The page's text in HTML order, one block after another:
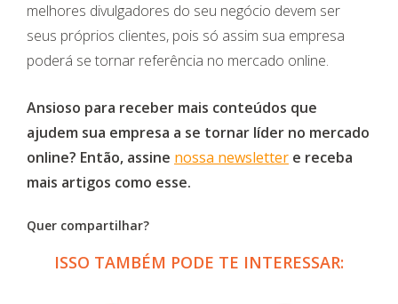
melhores divulgadores do seu negócio devem ser
seus próprios clientes, pois só assim sua empresa
poderá se tornar referência no mercado online.
Ansioso para receber mais conteúdos que
ajudem sua empresa a se tornar líder no mercado
online? Então, assine nossa newsletter e receba
mais artigos como esse.
Quer compartilhar?
ISSO TAMBÉM PODE TE INTERESSAR: